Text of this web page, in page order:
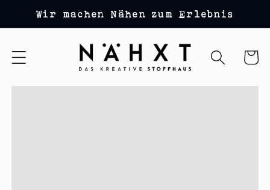
zum
Inhalt
Wir machen Nähen zum Erlebnis